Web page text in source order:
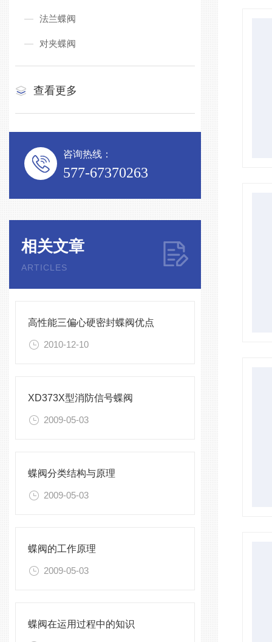
法兰蝶阀
对夹蝶阀
查看更多
咨询热线：
577-67370263
相关文章
ARTICLES
高性能三偏心硬密封蝶阀优点
2010-12-10
XD373X型消防信号蝶阀
2009-05-03
蝶阀分类结构与原理
2009-05-03
蝶阀的工作原理
2009-05-03
蝶阀在运用过程中的知识